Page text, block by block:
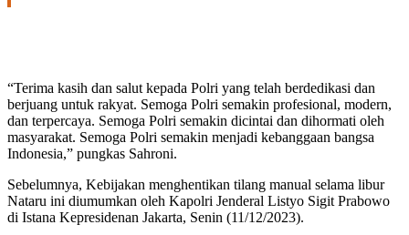
“Terima kasih dan salut kepada Polri yang telah berdedikasi dan
berjuang untuk rakyat. Semoga Polri semakin profesional, modern,
dan terpercaya. Semoga Polri semakin dicintai dan dihormati oleh
masyarakat. Semoga Polri semakin menjadi kebanggaan bangsa
Indonesia,” pungkas Sahroni.
Sebelumnya, Kebijakan menghentikan tilang manual selama libur
Nataru ini diumumkan oleh Kapolri Jenderal Listyo Sigit Prabowo
di Istana Kepresidenan Jakarta, Senin (11/12/2023).